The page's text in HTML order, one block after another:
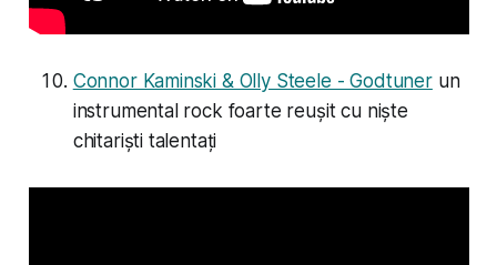
Connor Kaminski & Olly Steele - Godtunerun
instrumental rock foarte reușit cu niște
chitariști talentați